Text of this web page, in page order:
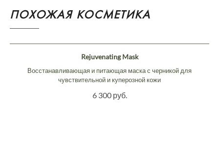
ПОХОЖАЯ КОСМЕТИКА
Rejuvenating Mask
Восстанавливающая и питающая маска с черникой для
чувствительной и куперозной кожи
6 300 руб.